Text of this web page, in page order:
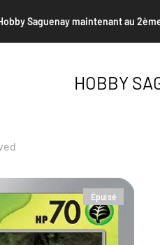
Envoi PSA et TAG de janvier -
HOBBY
Épuisé